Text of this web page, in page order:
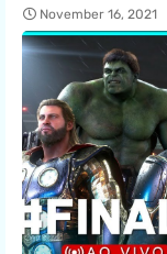
November 16, 2021